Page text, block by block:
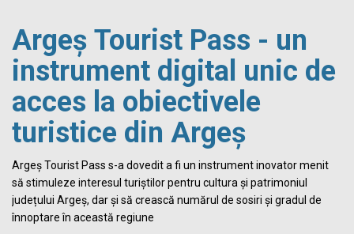
Argeș Tourist Pass - un
instrument digital unic de
acces la obiectivele
turistice din Argeș
Argeș Tourist Pass s-a dovedit a fi un instrument inovator menit
să stimuleze interesul turiștilor pentru cultura și patrimoniul
județului Argeș, dar și să crească numărul de sosiri și gradul de
înnoptare în această regiune